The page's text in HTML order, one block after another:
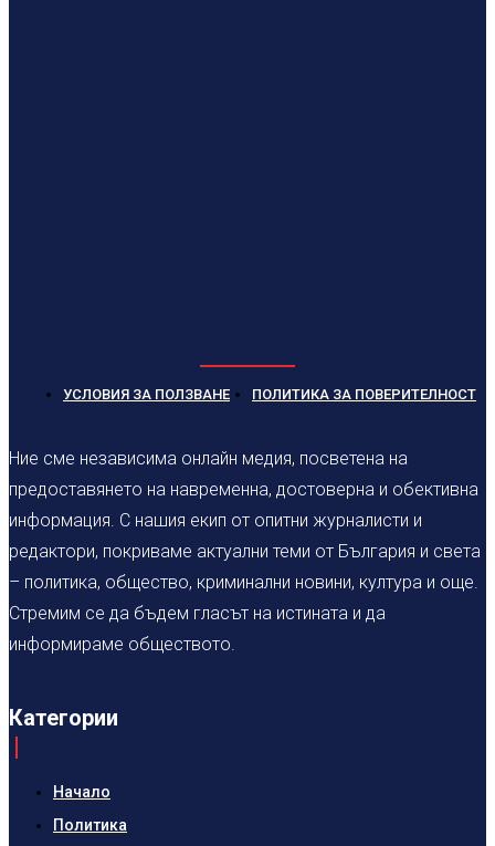
УСЛОВИЯ ЗА ПОЛЗВАНЕ ПОЛИТИКА ЗА ПОВЕРИТЕЛНОСТ
Ние сме независима онлайн медия, посветена на
предоставянето на навременна, достоверна и обективна
информация. С нашия екип от опитни журналисти и
редактори, покриваме актуални теми от България и света
– политика, общество, криминални новини, култура и още.
Стремим се да бъдем гласът на истината и да
информираме обществото.
Категории
Начало
Политика